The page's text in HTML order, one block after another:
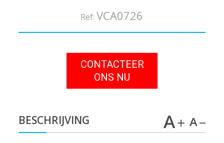
Ref:VCA0726
CONTACTEER
ONS NU
BESCHRIJVING